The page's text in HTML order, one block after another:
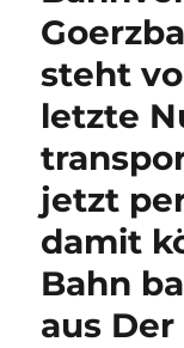
steht
letzte
jetzt
damit
Bahn
aus